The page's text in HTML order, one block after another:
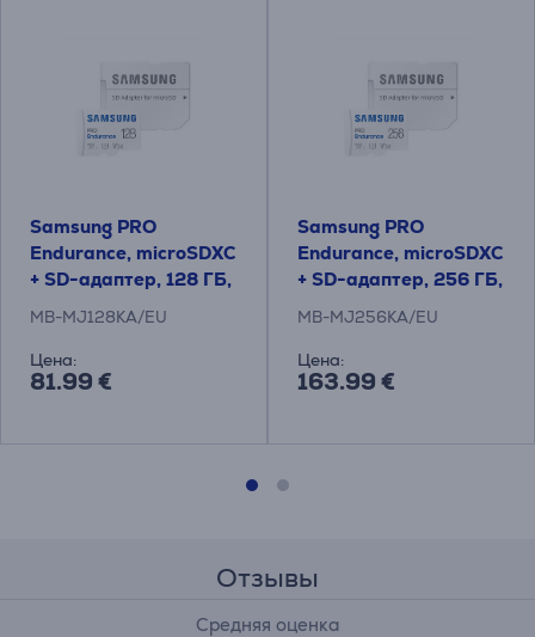
Samsung PRO
Endurance, microSDXC
+ SD-адаптер, 128 ГБ,
белый - Карта памяти
MB-MJ128KA/EU
Цена:
81.99 €
Samsung PRO
Endurance, microSDXC
+ SD-адаптер, 256 ГБ,
белый - Карта памяти
MB-MJ256KA/EU
Цена:
163.99 €
Отзывы
Средняя оценка